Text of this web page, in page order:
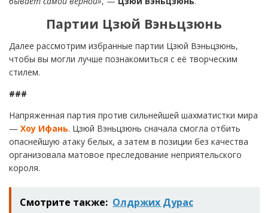
Партии Цзюй Вэньцзюнь
Далее рассмотрим избранные партии Цзюй Вэньцзюнь,
чтобы вы могли лучше познакомиться с её творческим
стилем.
###
Напряженная партия против сильнейшей шахматистки мира
— Хоу Ифань. Цзюй Вэньцзюнь сначала смогла отбить
опаснейшую атаку белых, а затем в позиции без качества
организовала матовое преследование неприятельского
короля.
Смотрите также: Олдржих Дурас